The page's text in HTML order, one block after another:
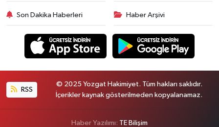
Son Dakika Haberleri Haber Arşivi
RSS
© 2025 Yozgat Hakimiyet. Tüm hakları saklıdır.
İçerikler kaynak gösterilmeden kopyalanamaz.
Haber Yazılımı: TE Bilişim